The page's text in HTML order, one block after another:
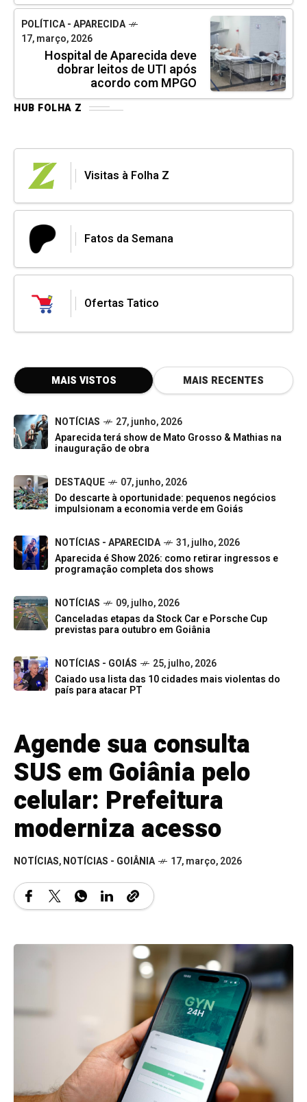
POLÍTICA - APARECIDA
17, março, 2026
Hospital de Aparecida deve
dobrar leitos de UTI após
acordo com MPGO
HUB FOLHA Z
Visitas à Folha Z
Fatos da Semana
Ofertas Tatico
MAIS VISTOS MAIS RECENTES
NOTÍCIAS
27, junho, 2026
Aparecida terá show de Mato Grosso & Mathias na
inauguração de obra
DESTAQUE
07, junho, 2026
Do descarte à oportunidade: pequenos negócios
impulsionam a economia verde em Goiás
NOTÍCIAS - APARECIDA
31, julho, 2026
Aparecida é Show 2026: como retirar ingressos e
programação completa dos shows
NOTÍCIAS
09, julho, 2026
Canceladas etapas da Stock Car e Porsche Cup
previstas para outubro em Goiânia
NOTÍCIAS - GOIÁS
25, julho, 2026
Caiado usa lista das 10 cidades mais violentas do
país para atacar PT
Agende sua consulta
SUS em Goiânia pelo
celular: Prefeitura
moderniza acesso
NOTÍCIAS,NOTÍCIAS - GOIÂNIA 17, março, 2026